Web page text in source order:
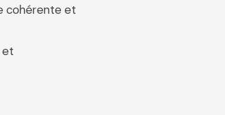
cohérente et
et